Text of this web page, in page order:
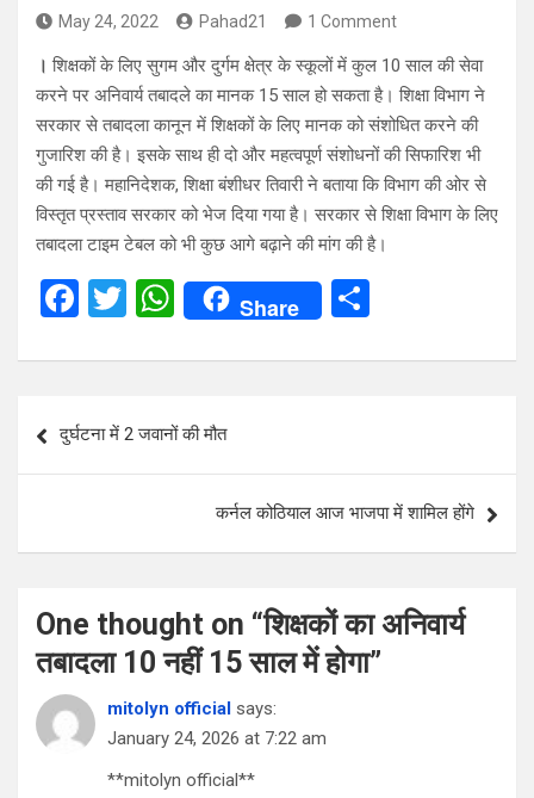
May 24, 2022 Pahad21 1 Comment
।शिक्षकों के लिए सुगम और दुर्गम क्षेत्र के स्कूलों में कुल 10 साल की सेवा
करने पर अनिवार्य तबादले का मानक 15 साल हो सकता है। शिक्षा विभाग ने
सरकार से तबादला कानून में शिक्षकों के लिए मानक को संशोधित करने की
गुजारिश की है। इसके साथ ही दो और महत्वपूर्ण संशोधनों की सिफारिश भी
की गई है। महानिदेशक, शिक्षा बंशीधर तिवारी ने बताया कि विभाग की ओर से
विस्तृत प्रस्ताव सरकार को भेज दिया गया है। सरकार से शिक्षा विभाग के लिए
तबादला टाइम टेबल को भी कुछ आगे बढ़ाने की मांग की है।
F
ce
b
o
o
T
tt
W
at
s
A
p
Share
ar
navigation
दुर्घटना में 2 जवानों की मौत
कर्नल कोठियाल आज भाजपा में शामिल होंगे
One thought on “शिक्षकों का अनिवार्य
तबादला 10 नहीं 15 साल में होगा”
mitolyn official says:
January 24, 2026 at 7:22 am
**mitolyn official**